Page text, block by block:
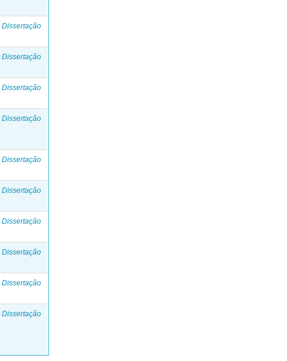
Dissertação
Dissertação
Dissertação
Dissertação
Dissertação
Dissertação
Dissertação
Dissertação
Dissertação
Dissertação